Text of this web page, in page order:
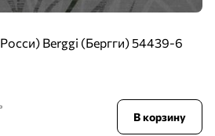
Berggi (Бергги) 54439-6
В корзину